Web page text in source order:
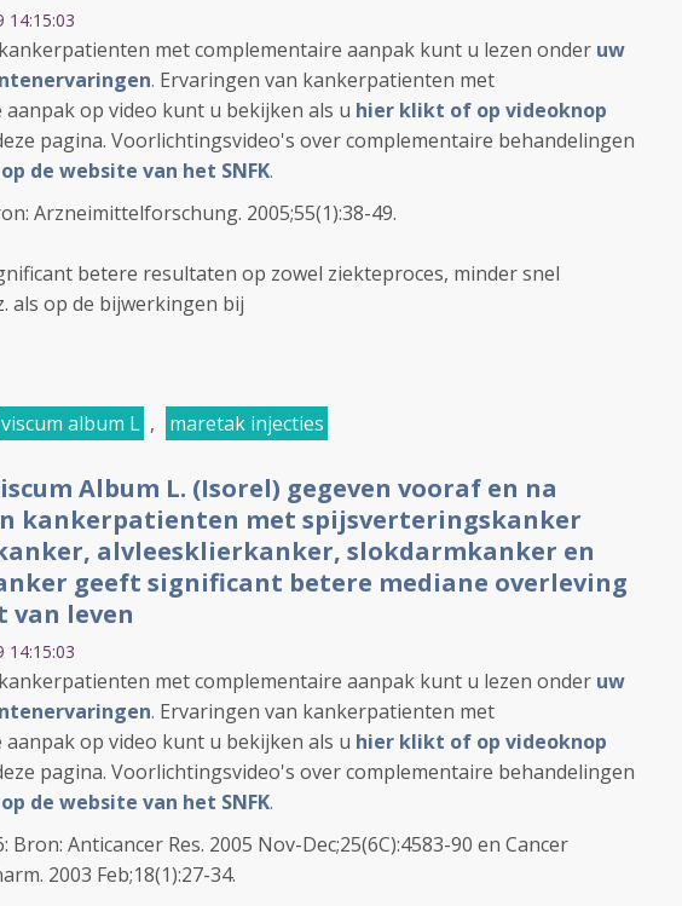
14:15:03
met complementaire aanpak kunt u lezen onder uw
. Ervaringen van kankerpatienten met
op video kunt u bekijken als u hier klikt of op videoknop
pagina. Voorlichtingsvideo's over complementaire behandelingen
op de website van het SNFK.
Arzneimittelforschung. 2005;55(1):38-49.
betere resultaten op zowel ziekteproces, minder snel
als op de bijwerkingen bij
viscum album L , maretak injecties
Album L. (Isorel) gegeven vooraf en na
kankerpatienten met spijsverteringskanker
alvleesklierkanker, slokdarmkanker en
geeft significant betere mediane overleving
leven
14:15:03
met complementaire aanpak kunt u lezen onder uw
. Ervaringen van kankerpatienten met
op video kunt u bekijken als u hier klikt of op videoknop
pagina. Voorlichtingsvideo's over complementaire behandelingen
op de website van het SNFK.
Bron: Anticancer Res. 2005 Nov-Dec;25(6C):4583-90 en Cancer
2003 Feb;18(1):27-34.